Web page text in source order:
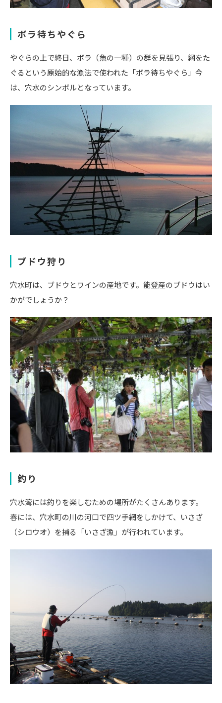
ボラ待ちやぐら
やぐらの上で終日、ボラ（魚の一種）の群を見張り、網をた
ぐるという原始的な漁法で使われた「ボラ待ちやぐら」今
は、穴水のシンボルとなっています。
ブドウ狩り
穴水町は、ブドウとワインの産地です。能登産のブドウはい
かがでしょうか？
釣り
穴水湾には釣りを楽しむための場所がたくさんあります。
春には、穴水町の川の河口で四ツ手網をしかけて、いさざ
（シロウオ）を捕る「いさざ漁」が行われています。